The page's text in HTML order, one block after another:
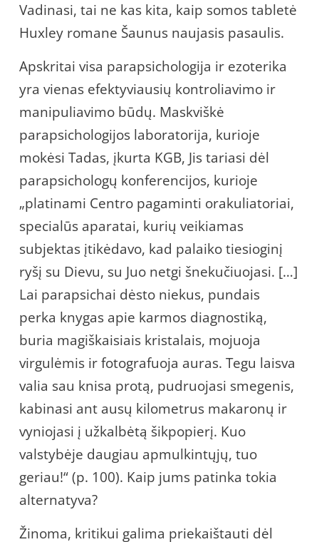
Vadinasi, tai ne kas kita, kaip somos tabletė
Huxley romane Šaunus naujasis pasaulis.
Apskritai visa parapsichologija ir ezoterika
yra vienas efektyviausių kontroliavimo ir
manipuliavimo būdų. Maskviškė
parapsichologijos laboratorija, kurioje
mokėsi Tadas, įkurta KGB, Jis tariasi dėl
parapsichologų konferencijos, kurioje
„platinami Centro pagaminti orakuliatoriai,
specialūs aparatai, kurių veikiamas
subjektas įtikėdavo, kad palaiko tiesioginį
ryšį su Dievu, su Juo netgi šnekučiuojasi. […]
Lai parapsichai dėsto niekus, pundais
perka knygas apie karmos diagnostiką,
buria magiškaisiais kristalais, mojuoja
virgulėmis ir fotografuoja auras. Tegu laisva
valia sau knisa protą, pudruojasi smegenis,
kabinasi ant ausų kilometrus makaronų ir
vyniojasi į užkalbėtą šikpopierį. Kuo
valstybėje daugiau apmulkintųjų, tuo
geriau!“ (p. 100). Kaip jums patinka tokia
alternatyva?
Žinoma, kritikui galima priekaištauti dėl